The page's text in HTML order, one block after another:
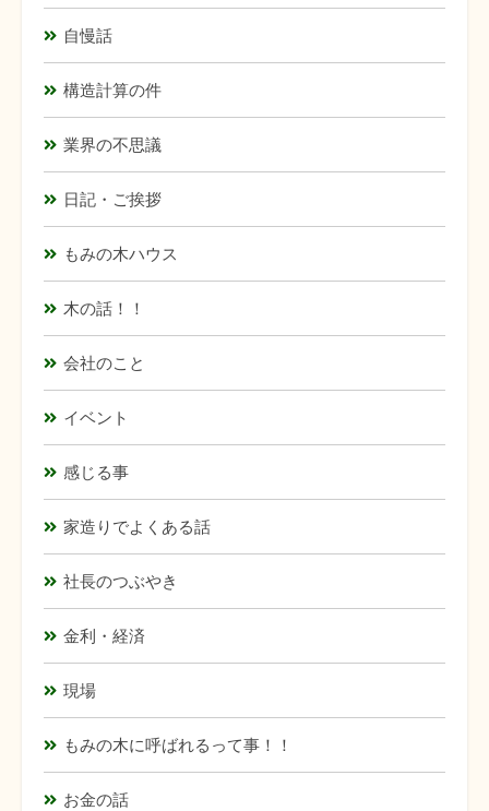
自慢話
構造計算の件
業界の不思議
日記・ご挨拶
もみの木ハウス
木の話！！
会社のこと
イベント
感じる事
家造りでよくある話
社長のつぶやき
金利・経済
現場
もみの木に呼ばれるって事！！
お金の話